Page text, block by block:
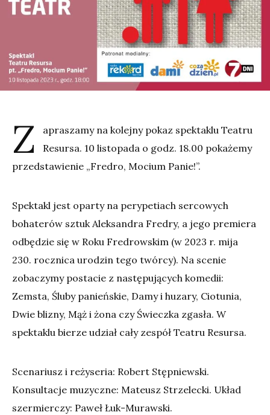
Z
apraszamy na kolejny pokaz spektaklu Teatru
Resursa. 10 listopada o godz. 18.00 pokażemy
przedstawienie „Fredro, Mocium Panie!”.
Spektakl jest oparty na perypetiach sercowych
bohaterów sztuk Aleksandra Fredry, a jego premiera
odbędzie się w Roku Fredrowskim (w 2023 r. mija
230. rocznica urodzin tego twórcy). Na scenie
zobaczymy postacie z następujących komedii:
Zemsta, Śluby panieńskie, Damy i huzary, Ciotunia,
Dwie blizny, Mąż i żona czy Świeczka zgasła. W
spektaklu bierze udział cały zespół Teatru Resursa.
Scenariusz i reżyseria: Robert Stępniewski.
Konsultacje muzyczne: Mateusz Strzelecki. Układ
szermierczy: Paweł Łuk-Murawski.